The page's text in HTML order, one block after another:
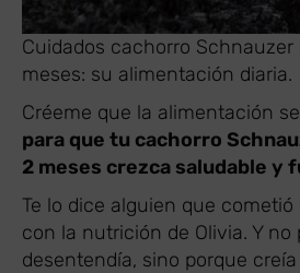
Cuidados cachorro Schnauzer
meses: su alimentación diaria.
Créeme que la alimentación
para que tu cachorro
2 meses crezca saludable y
Te lo dice alguien que
con la nutrición de Olivia. Y no
desentendía, sino porque